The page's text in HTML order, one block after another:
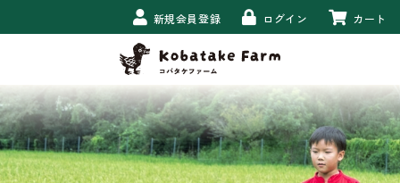
新規会員登録 ログイン カート